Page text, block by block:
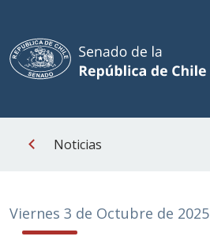
Noticias
Viernes 3 de Octubre de 2025